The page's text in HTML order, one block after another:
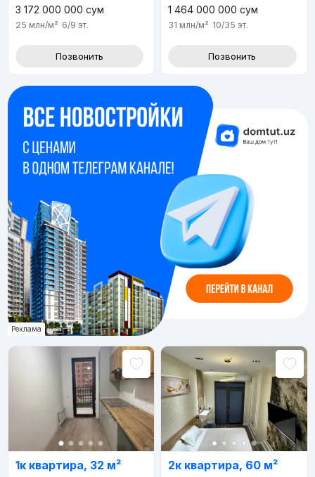
3 172 000 000 сум
25 млн/м² 6/9 эт.
Позвонить
1 464 000 000 сум
31 млн/м² 10/35 эт.
Позвонить
Реклама
1к квартира, 32 м² 2к квартира, 60 м²